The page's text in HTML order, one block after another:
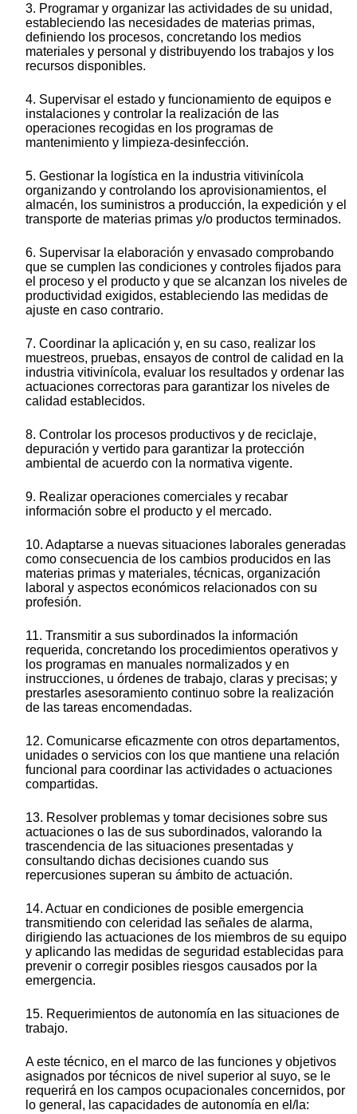
3. Programar y organizar las actividades de su unidad,
estableciendo las necesidades de materias primas,
definiendo los procesos, concretando los medios
materiales y personal y distribuyendo los trabajos y los
recursos disponibles.
4. Supervisar el estado y funcionamiento de equipos e
instalaciones y controlar la realización de las
operaciones recogidas en los programas de
mantenimiento y limpieza-desinfección.
5. Gestionar la logística en la industria vitivinícola
organizando y controlando los aprovisionamientos, el
almacén, los suministros a producción, la expedición y el
transporte de materias primas y/o productos terminados.
6. Supervisar la elaboración y envasado comprobando
que se cumplen las condiciones y controles fijados para
el proceso y el producto y que se alcanzan los niveles de
productividad exigidos, estableciendo las medidas de
ajuste en caso contrario.
7. Coordinar la aplicación y, en su caso, realizar los
muestreos, pruebas, ensayos de control de calidad en la
industria vitivinícola, evaluar los resultados y ordenar las
actuaciones correctoras para garantizar los niveles de
calidad establecidos.
8. Controlar los procesos productivos y de reciclaje,
depuración y vertido para garantizar la protección
ambiental de acuerdo con la normativa vigente.
9. Realizar operaciones comerciales y recabar
información sobre el producto y el mercado.
10. Adaptarse a nuevas situaciones laborales generadas
como consecuencia de los cambios producidos en las
materias primas y materiales, técnicas, organización
laboral y aspectos económicos relacionados con su
profesión.
11. Transmitir a sus subordinados la información
requerida, concretando los procedimientos operativos y
los programas en manuales normalizados y en
instrucciones, u órdenes de trabajo, claras y precisas; y
prestarles asesoramiento continuo sobre la realización
de las tareas encomendadas.
12. Comunicarse eficazmente con otros departamentos,
unidades o servicios con los que mantiene una relación
funcional para coordinar las actividades o actuaciones
compartidas.
13. Resolver problemas y tomar decisiones sobre sus
actuaciones o las de sus subordinados, valorando la
trascendencia de las situaciones presentadas y
consultando dichas decisiones cuando sus
repercusiones superan su ámbito de actuación.
14. Actuar en condiciones de posible emergencia
transmitiendo con celeridad las señales de alarma,
dirigiendo las actuaciones de los miembros de su equipo
y aplicando las medidas de seguridad establecidas para
prevenir o corregir posibles riesgos causados por la
emergencia.
15. Requerimientos de autonomía en las situaciones de
trabajo.
A este técnico, en el marco de las funciones y objetivos
asignados por técnicos de nivel superior al suyo, se le
requerirá en los campos ocupacionales concernidos, por
lo general, las capacidades de autonomía en el/la: